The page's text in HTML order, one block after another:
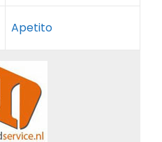
Apetito